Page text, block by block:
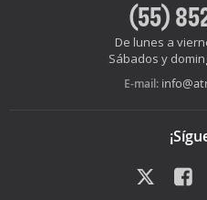
(55)
De lunes a
Sábados y
E-mail: